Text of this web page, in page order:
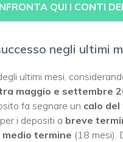
QUI I CONTI
negli ultimi
ultimi mesi,
maggio e settembre
fa segnare un calo
i depositi a breve
medio termine (18 mesi).